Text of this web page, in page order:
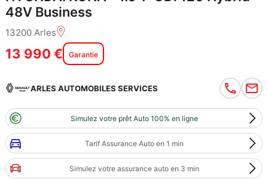
48V Business
13200 Arles
13 990 € Garantie
ARLES AUTOMOBILES SERVICES
Simulez votre prêt Auto 100% en ligne
Tarif Assurance Auto en 1 min
Simulez votre assurance auto en 3 min